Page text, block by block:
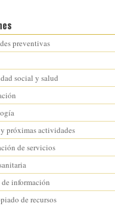
preventivas
social y salud
próximas actividades
de servicios
de información
de recursos